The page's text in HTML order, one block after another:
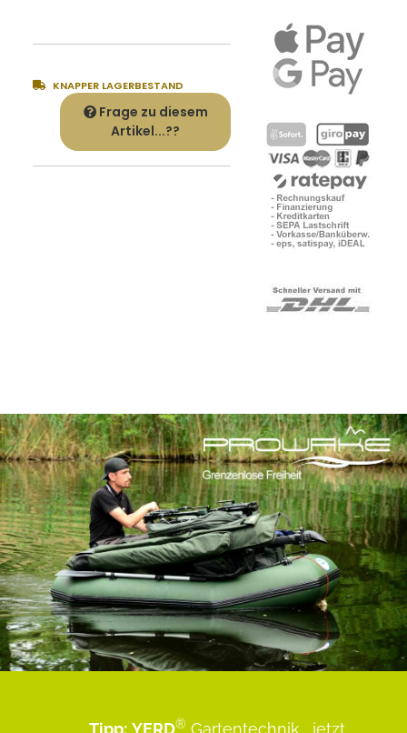
KNAPPER LAGERBESTAND
Frage zu diesem
Artikel...??
Tipp: YERD® Gartentechnik ...jetzt